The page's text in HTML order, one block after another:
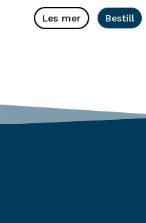
Les mer Bestill